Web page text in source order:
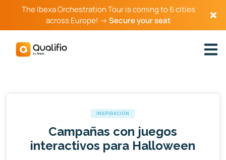
The Ibexa Orchestration Tour is coming to 6 cities
across Europe! →Secure your seat
INSPIRACIÓN
Campañas con juegos
interactivos para Halloween